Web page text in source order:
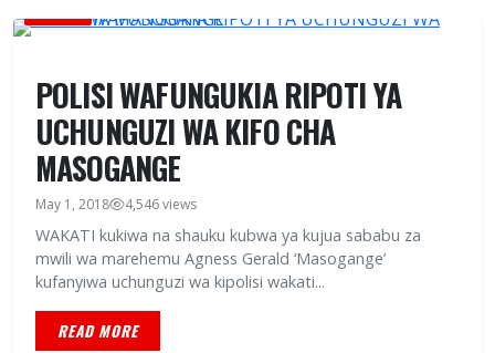
POLISI WAFUNGUKIA RIPOTI YA
UCHUNGUZI WA KIFO CHA
MASOGANGE
May 1, 2018 4,546 views
WAKATI kukiwa na shauku kubwa ya kujua sababu za
mwili wa marehemu Agness Gerald ‘Masogange’
kufanyiwa uchunguzi wa kipolisi wakati...
READ MORE